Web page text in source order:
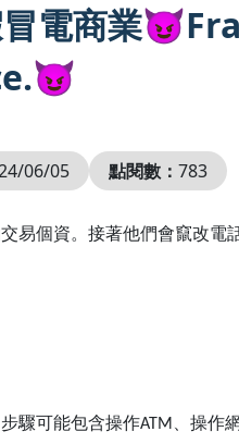
冒電商業
06/05 點閱數： 783
易個資。接著他們會竄改電
可能包含操作ATM、操作